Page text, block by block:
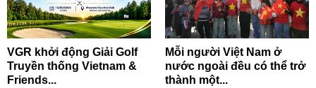
VGR khởi động Giải Golf
Truyền thống Vietnam &
Friends...
Mỗi người Việt Nam ở
nước ngoài đều có thể trở
thành một...